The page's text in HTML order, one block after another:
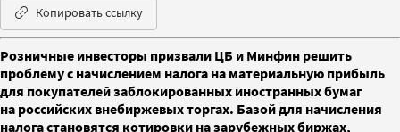
Копировать ссылку
Розничные инвесторы призвали ЦБ и Минфин решить
проблему с начислением налога на материальную прибыль
для покупателей заблокированных иностранных бумаг
на российских внебиржевых торгах. Базой для начисления
налога становятся котировки на зарубежных биржах,